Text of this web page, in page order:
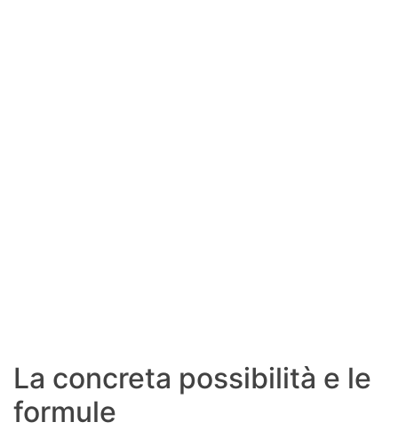
La concreta possibilità e le
formule